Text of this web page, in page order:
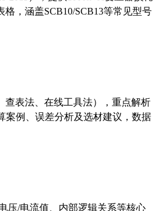
，涵盖SCB10/SCB13等常见型号
查表法、在线工具法），重点解析
案例、误差分析及选材建议，数据
压/电流值、内部逻辑关系等核心